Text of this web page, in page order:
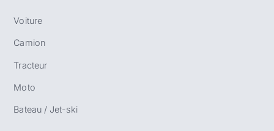
Voiture
Camion
Tracteur
Moto
Bateau / Jet-ski